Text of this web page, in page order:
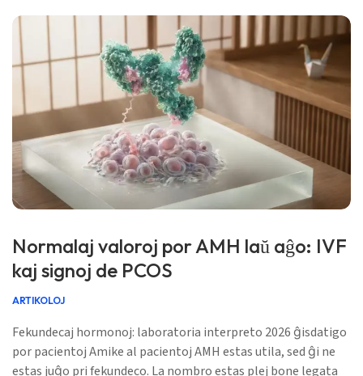
Normalaj valoroj por AMH laŭ aĝo: IVF
kaj signoj de PCOS
ARTIKOLOJ
Fekundecaj hormonoj: laboratoria interpreto 2026 ĝisdatigo
por pacientoj Amike al pacientoj AMH estas utila, sed ĝi ne
estas juĝo pri fekundeco. La nombro estas plej bone legata